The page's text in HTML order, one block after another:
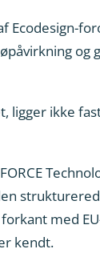
Ecodesign-
og
ligger ikke
med
kendt.